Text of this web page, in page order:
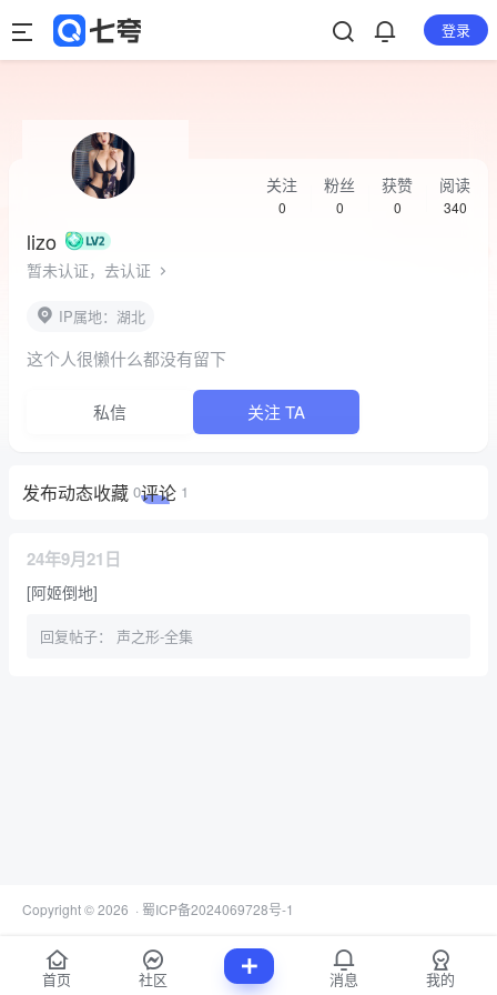
登录
lizo
暂未认证，去认证
关注
0
粉丝
0
获赞
0
阅读
340
IP属地：湖北
这个人很懒什么都没有留下
私信 关注 TA
发布动态收藏 0评论 1
24年9月21日
[阿姬倒地]
回复帖子： 声之形-全集
Copyright © 2026 · 蜀ICP备2024069728号-1
首页 社区 消息 我的